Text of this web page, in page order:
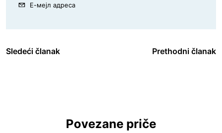
Е-мејл адреса
Sledeći članak Prethodni članak
Povezane priče